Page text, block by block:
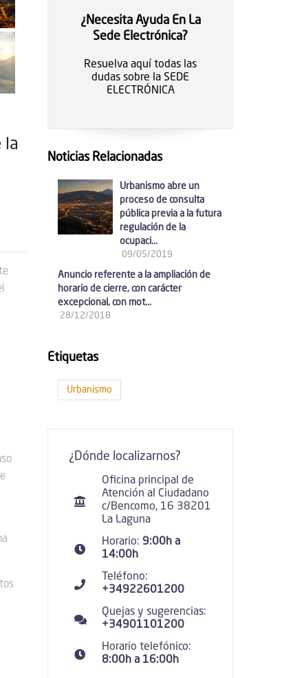
la
¿Necesita Ayuda En La
Sede Electrónica?
Resuelva aquí todas las
dudas sobre la SEDE
ELECTRÓNICA
Noticias Relacionadas
Urbanismo abre un
proceso de consulta
pública previa a la futura
regulación de la
ocupaci...
09/05/2019
Anuncio referente a la ampliación de
horario de cierre, con carácter
excepcional, con mot...
28/12/2018
Etiquetas
Urbanismo
¿Dónde localizarnos?
Oficina principal de
Atención al Ciudadano
c/Bencomo, 16 38201
La Laguna
Horario: 9:00h a
14:00h
Teléfono:
+34922601200
Quejas y sugerencias:
+34901101200
Horario telefónico:
8:00h a 16:00h